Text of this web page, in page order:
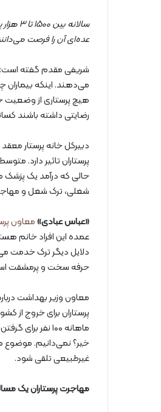
عده‌ای آن را فرصت
شریفی مقدم گفته است:
می‌دهند. اینکه
رضایتی داشته باشند
دبیرکل خانه پرستار
شغلی، ترک شغل و مهاجرت
«عباس عبادی»معاون
دلایل دیگر ترک خدمت
حرفه سخت و پرمشقت
معاون وزیر بهداشت
پرستاران برای خروج از
ماهانه ۱۰۰
خیر؟ نمی‌دانیم. موضوع
غیرطبیعی تلقی شود.
مهاجرت پرستاران یک